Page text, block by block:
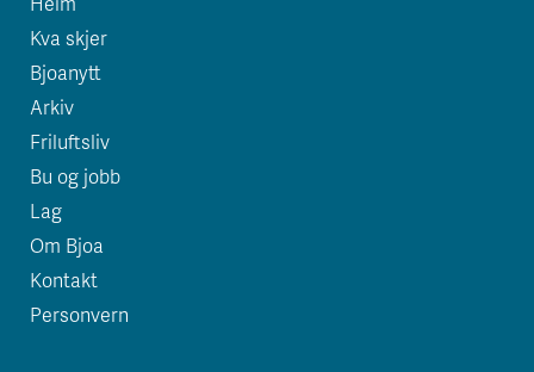
Kva skjer
Bjoanytt
Arkiv
Friluftsliv
Bu og jobb
Lag
Om Bjoa
Kontakt
Personvern